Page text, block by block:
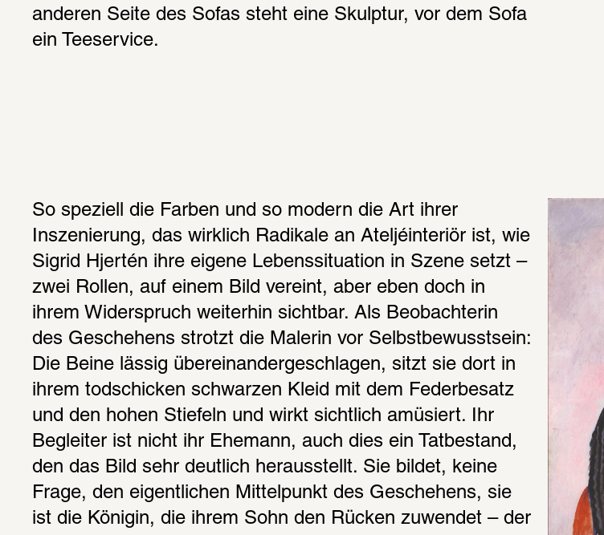
anderen Seite des Sofas steht eine Skulptur, vor dem Sofa
ein Teeservice.
So speziell die Farben und so modern die Art ihrer
Inszenierung, das wirklich Radikale an Ateljéinteriör ist, wie
Sigrid Hjertén ihre eigene Lebenssituation in Szene setzt –
zwei Rollen, auf einem Bild vereint, aber eben doch in
ihrem Widerspruch weiterhin sichtbar. Als Beobachterin
des Geschehens strotzt die Malerin vor Selbstbewusstsein:
Die Beine lässig übereinandergeschlagen, sitzt sie dort in
ihrem todschicken schwarzen Kleid mit dem Federbesatz
und den hohen Stiefeln und wirkt sichtlich amüsiert. Ihr
Begleiter ist nicht ihr Ehemann, auch dies ein Tatbestand,
den das Bild sehr deutlich herausstellt. Sie bildet, keine
Frage, den eigentlichen Mittelpunkt des Geschehens, sie
ist die Königin, die ihrem Sohn den Rücken zuwendet – der